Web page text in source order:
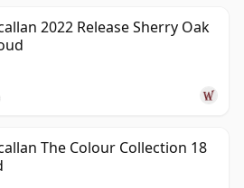
2022 Release Sherry Oak
The Colour Collection 18